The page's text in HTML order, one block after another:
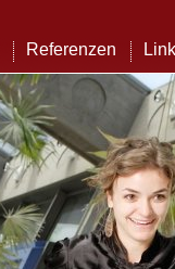
Referenzen